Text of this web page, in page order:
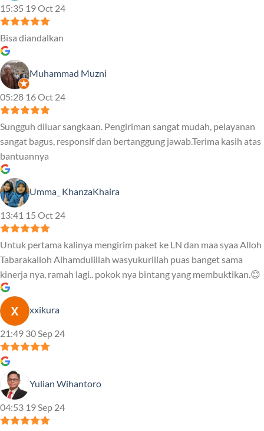
15:35 19 Oct 24
Bisa diandalkan
Muhammad Muzni
05:28 16 Oct 24
Sungguh diluar sangkaan. Pengiriman sangat mudah, pelayanan
sangat bagus, responsif dan bertanggung jawab.Terima kasih atas
bantuannya
Umma_ KhanzaKhaira
13:41 15 Oct 24
Untuk pertama kalinya mengirim paket ke LN dan maa syaa Alloh
Tabarakalloh Alhamdulillah wasyukurillah puas banget sama
kinerja nya, ramah lagi.. pokok nya bintang yang membuktikan.😊
xxikura
21:49 30 Sep 24
Yulian Wihantoro
04:53 19 Sep 24